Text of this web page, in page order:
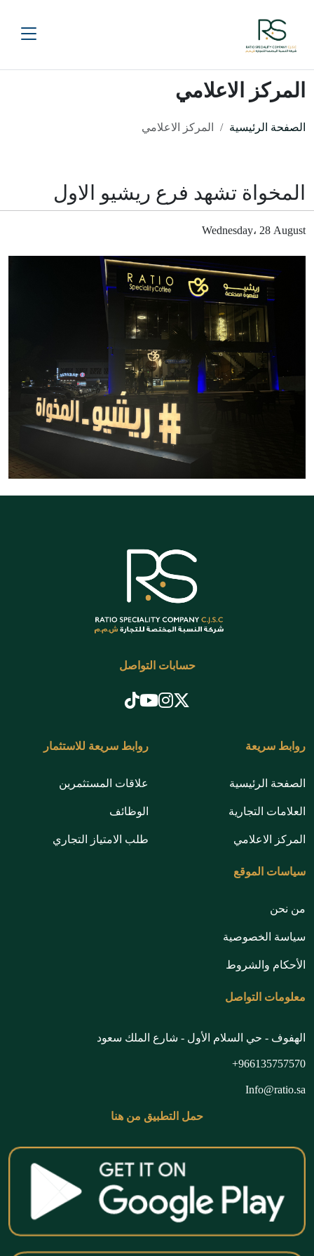
المركز الاعلامي
الصفحة الرئيسية المركز الاعلامي
المخواة تشهد فرع ريشيو الاول
Wednesday، 28 August
حسابات التواصل
روابط سريعة
الصفحة الرئيسية
العلامات التجارية
المركز الاعلامي
روابط سريعة للاستثمار
علاقات المستثمرين
الوظائف
طلب الامتياز التجاري
سياسات الموقع
من نحن
سياسة الخصوصية
الأحكام والشروط
معلومات التواصل
الهفوف - حي السلام الأول - شارع الملك سعود
966135757570+
Info@ratio.sa
حمل التطبيق من هنا